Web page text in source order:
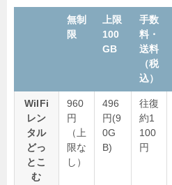
無制
限
上限
100
GB
手数
料・
送料
（税
込）
WiIFi
レン
タル
どっ
とこ
む
960
円
（上
限な
し）
496
円(9
0G
B)
往復
約1
100
円